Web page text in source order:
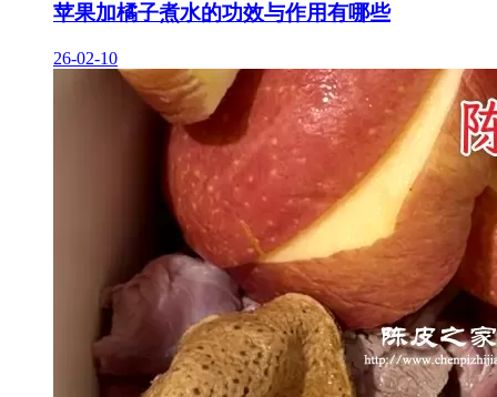
苹果加橘子煮水的功效与作用有哪些
26-02-10